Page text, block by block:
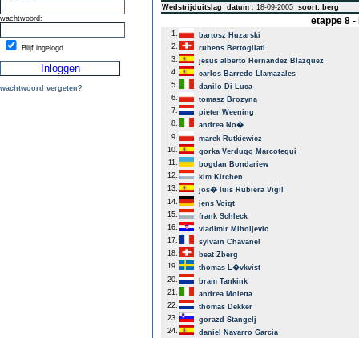
wachtwoord:
Blijf ingelogd
wachtwoord vergeten?
Wedstrijduitslag datum : 18-09-2005 soort: berg
etappe 8
1.
bartosz Huzarski
2.
rubens Bertogliati
3.
jesus alberto Hernandez Blazquez
4.
carlos Barredo Llamazales
5.
danilo Di Luca
6.
tomasz Brozyna
7.
pieter Weening
8.
andrea No�
9.
marek Rutkiewicz
10.
gorka Verdugo Marcotegui
11.
bogdan Bondariew
12.
kim Kirchen
13.
jos� luis Rubiera Vigil
14.
jens Voigt
15.
frank Schleck
16.
vladimir Miholjevic
17.
sylvain Chavanel
18.
beat Zberg
19.
thomas L�vkvist
20.
bram Tankink
21.
andrea Moletta
22.
thomas Dekker
23.
gorazd Stangelj
24.
daniel Navarro Garcia